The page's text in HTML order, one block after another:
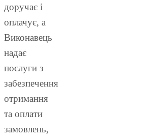
доручає і
оплачує, а
Виконавець
надає
послуги з
забезпечення
отримання
та оплати
замовлень,